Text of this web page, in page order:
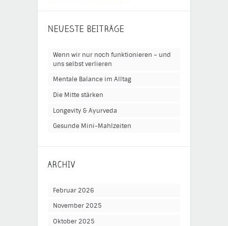
NEUESTE BEITRÄGE
Wenn wir nur noch funktionieren – und
uns selbst verlieren
Mentale Balance im Alltag
Die Mitte stärken
Longevity & Ayurveda
Gesunde Mini-Mahlzeiten
ARCHIV
Februar 2026
November 2025
Oktober 2025